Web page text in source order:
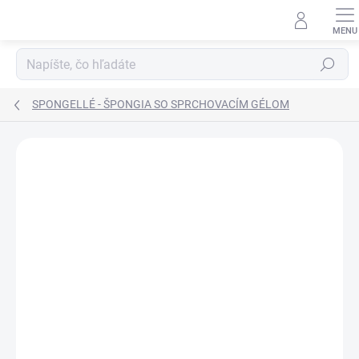
Hľadať
SPONGELLÉ - ŠPONGIA SO SPRCHOVACÍM GÉLOM